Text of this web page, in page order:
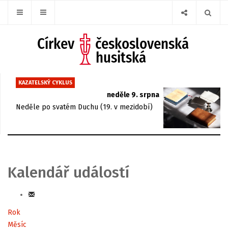
KAZATELSKÝ CYKLUS
neděle 9. srpna
Neděle po svatém Duchu (19. v mezidobí)
Kalendář událostí
Rok
Měsíc